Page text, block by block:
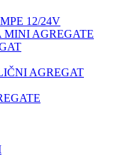
12/24V
AGREGATE
AGREGAT